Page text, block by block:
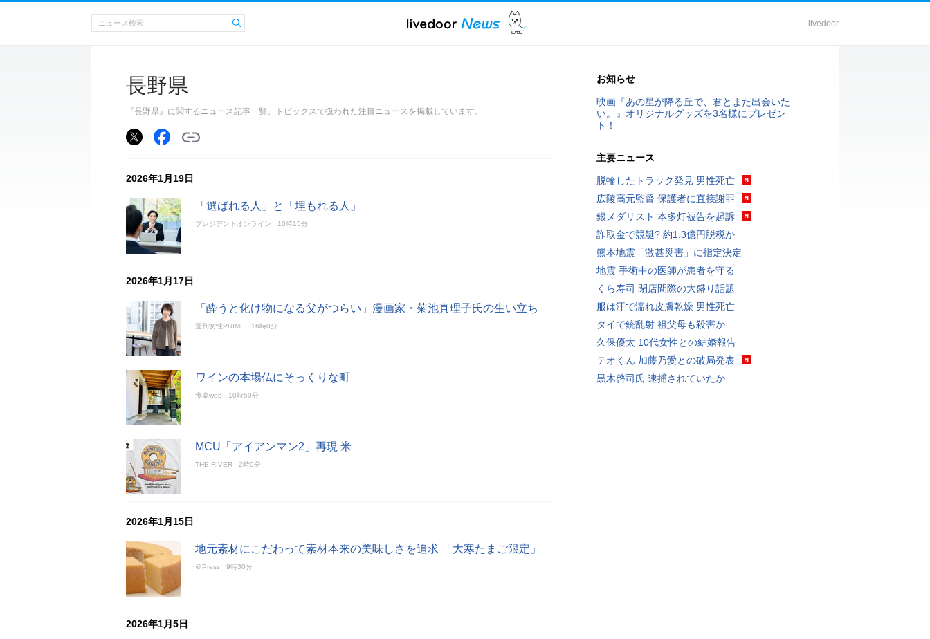
livedoor
長野県
『長野県』に関するニュース記事一覧。トピックスで扱われた注目ニュースを掲載しています。
2026年1月19日
「選ばれる人」と「埋もれる人」
プレジデントオンライン 10時15分
2026年1月17日
「酔うと化け物になる父がつらい」漫画家・菊池真理子氏の生い立ち
週刊女性PRIME 16時0分
ワインの本場仏にそっくりな町
食楽web 10時50分
MCU「アイアンマン2」再現 米
THE RIVER 2時0分
2026年1月15日
地元素材にこだわって素材本来の美味しさを追求 「大寒たまご限定」
＠Press 9時30分
2026年1月5日
お知らせ
映画『あの星が降る丘で、君とまた出会いた
い。』オリジナルグッズを3名様にプレゼン
ト！
主要ニュース
脱輪したトラック発見 男性死亡
広陵高元監督 保護者に直接謝罪
銀メダリスト 本多灯被告を起訴
詐取金で競艇? 約1.3億円脱税か
熊本地震「激甚災害」に指定決定
地震 手術中の医師が患者を守る
くら寿司 閉店間際の大盛り話題
服は汗で濡れ皮膚乾燥 男性死亡
タイで銃乱射 祖父母も殺害か
久保優太 10代女性との結婚報告
テオくん 加藤乃愛との破局発表
黒木啓司氏 逮捕されていたか